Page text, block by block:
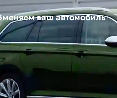
ваш автомобиль